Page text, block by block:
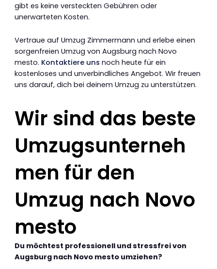
gibt es keine versteckten Gebühren oder
unerwarteten Kosten.
Vertraue auf Umzug Zimmermann und erlebe einen
sorgenfreien Umzug von Augsburg nach Novo
mesto. Kontaktiere uns noch heute für ein
kostenloses und unverbindliches Angebot. Wir freuen
uns darauf, dich bei deinem Umzug zu unterstützen.
Wir sind das beste
Umzugsunterneh
men für den
Umzug nach Novo
mesto
Du möchtest professionell und stressfrei von
Augsburg nach Novo mesto umziehen?